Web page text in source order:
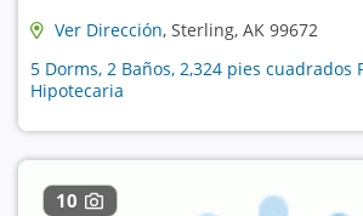
Ver Dirección, Sterling, AK 99672
5 Dorms, 2 Baños, 2,324 pies cuadrados
Hipotecaria
10